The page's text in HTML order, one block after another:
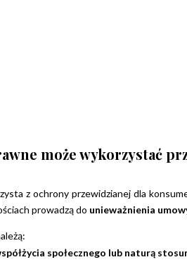
może wykorzystać
z ochrony przewidzianej dla
prowadzą do unieważnienia
społecznego lub naturą